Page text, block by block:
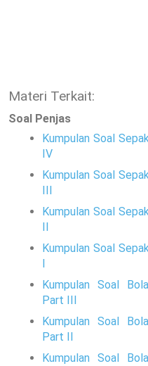
Materi Terkait:
Soal Penjas
Kumpulan Soal
IV
Kumpulan Soal
Kumpulan Soal
Kumpulan Soal
Kumpulan Soal
Part III
Kumpulan Soal
Part II
Kumpulan Soal